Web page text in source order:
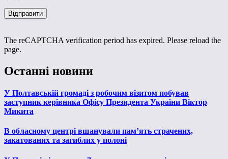
The reCAPTCHA verification period has expired. Please reload the
page.
Останні новини
У Полтавській громаді з робочим візитом побував
заступник керівника Офісу Президента України Віктор
Микита
В обласному центрі вшанували пам’ять страчених,
закатованих та загиблих у полоні